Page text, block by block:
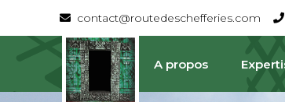
contact@routedeschefferies.com
A propos